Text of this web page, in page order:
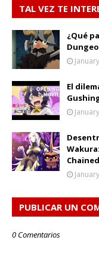
TAL VEZ TE
¿Qué
El
PUBLICAR UN
0 Comentarios